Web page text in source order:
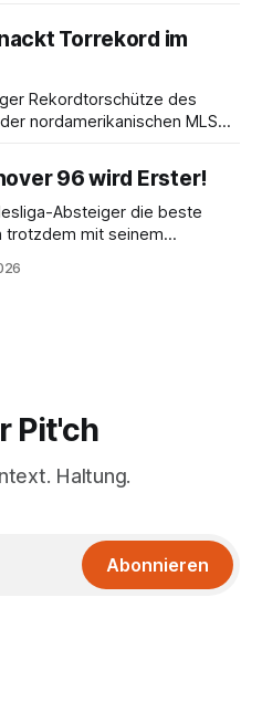
Torrekord im
Rekordtorschütze des
nordamerikanischen MLS
96 wird Erster!
Absteiger die beste
mit seinem
Pit'ch
Haltung.
Abonnieren